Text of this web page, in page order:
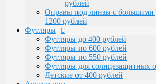
рублей
Оправы под линзы с большими
1200 рублей
Футляры
Футляры до 400 рублей
Футляры по 600 рублей
Футляры по 550 рублей
Футляры для солнцезащитных
Детские от 400 рублей